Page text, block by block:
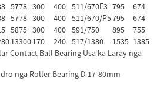
5778 300 400 511/670F3 795 674
5778 300 400 511/670/P5795 674
5875 300 400 591/750 895 755
13300170 240 517/1380 1535 1385
Contact Ball Bearing Usa ka Laray nga
nga Roller Bearing D 17-80mm